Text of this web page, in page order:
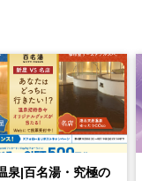
泉|百名湯・究極の